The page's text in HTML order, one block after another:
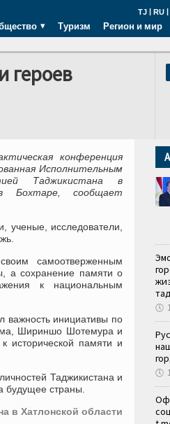
TJ | RU |
Туризм Регион и мир
героев
конференция
Исполнительным
Таджикистана в
Бохтаре, сообщает
ученые, исследователи,
самоотверженным
а сохранение памяти о
к национальным
важность инициативы по
Шириншо Шотемура и
исторической памяти и
Таджикистана и
будущее страны.
в Хатлонской области
🕔
🕔